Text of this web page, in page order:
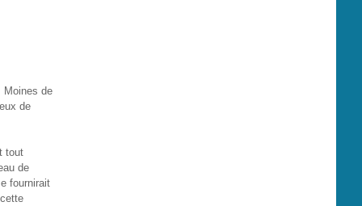
Moines de
de
tout
de
fournirait